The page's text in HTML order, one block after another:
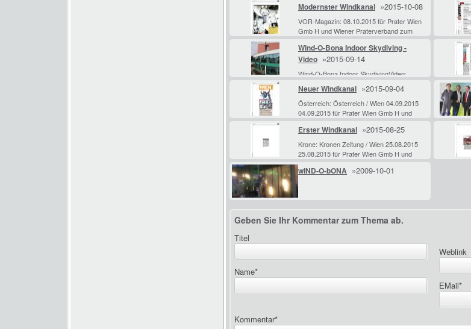
www.WolfgangPayer.com
Modernster Windkanal »2015-10-08
VOR-Magazin: 08.10.2015 für Prater Wien
Gmb H und Wiener Praterverband zum
Modernster Windkanal der Welt HOCH
HINAUS. Der Traum vom Fliegenim Wi
Wind-O-Bona Indoor Skydiving -
Video »2015-09-14
Wind-O-Bona Indoor SkydivingVideo:
Neuer Windkanal »2015-09-04
Österreich: Österreich / Wien 04.09.2015
04.09.2015 für Prater Wien Gmb H und
Gebrauch nach §42a Urh G.
Erster Windkanal »2015-08-25
Krone: Kronen Zeitung / Wien 25.08.2015
25.08.2015 für Prater Wien Gmb H und
Gebrauch nach §42a Urh G. Der Prater
wIND-O-bONA »2009-10-01
Geben Sie Ihr Kommentar zum Thema ab.
Titel
Weblink
Name*
EMail*
Kommentar*